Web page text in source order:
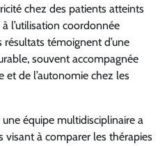
chez des patients atteints
l’utilisation coordonnée
résultats témoignent d’une
souvent accompagnée
et de l’autonomie chez les
équipe multidisciplinaire a
visant à comparer les thérapies